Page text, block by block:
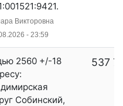
Викторовна
- 23:59
2560 +/-18
Собинский,
537